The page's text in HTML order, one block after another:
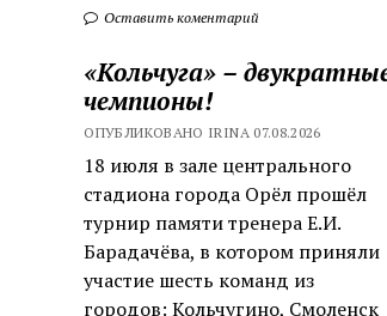
Оставить коментарий
«Кольчуга» –
чемпионы!
ОПУБЛИКОВАНО IRINA 07.08.2026
18 июля в зале центрального
стадиона города Орёл прошёл
турнир памяти тренера Е.И.
Барадачёва, в котором приняли
участие шесть команд из
городов: Кольчугино, Смоленск